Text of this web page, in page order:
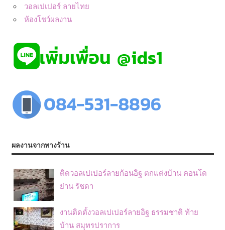
วอลเปเปอร์ ลายไทย
ห้องโชว์ผลงาน
ผลงานจากทางร้าน
ติดวอลเปเปอร์ลายก้อนอิฐ ตกแต่งบ้าน คอนโด
ย่าน รัชดา
งานติดตั้งวอลเปเปอร์ลายอิฐ ธรรมชาติ ท้าย
บ้าน สมุทรปราการ